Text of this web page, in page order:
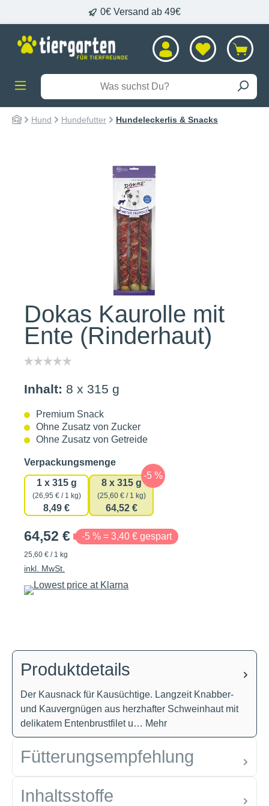
0€ Versand ab 49€
Hund Hundefutter Hundeleckerlis & Snacks
Bildergalerie überspringen
Dokas Kaurolle mit
Ente (Rinderhaut)
Inhalt: 8 x 315 g
Premium Snack
Ohne Zusatz von Zucker
Ohne Zusatz von Getreide
Verpackungsmengeauswählen
1 x 315 g
(26,95 € / 1 kg)
8,49 €
8 x 315 g
(25,60 € / 1 kg)
64,52 €
64,52 € -5 % = 3,40 € gespart
25,60 € / 1 kg
inkl. MwSt.
Produktdetails
Der Kausnack für Kausüchtige. Langzeit Knabber-
und Kauvergnügen aus herzhafter Schweinhaut mit
delikatem Entenbrustfilet u… Mehr
Fütterungsempfehlung
Inhaltsstoffe